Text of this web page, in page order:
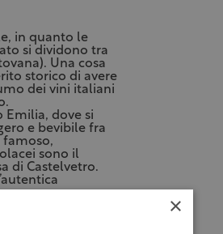
in quanto le
si dividono tra
Una cosa
storico di avere
dei vini italiani
Emilia, dove si
e bevibile fra
famoso,
sono il
di Castelvetro.
è che sia
×